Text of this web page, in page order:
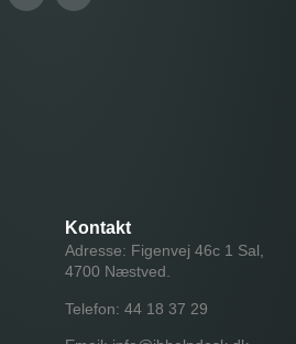
Kontakt
Adresse: Figenvej 46c 1 Sal,
4700 Næstved.
Telefon: 44 18 37 29